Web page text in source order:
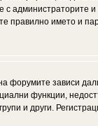
администраторите
правилно името и
форумите зависи
функции,
и други.